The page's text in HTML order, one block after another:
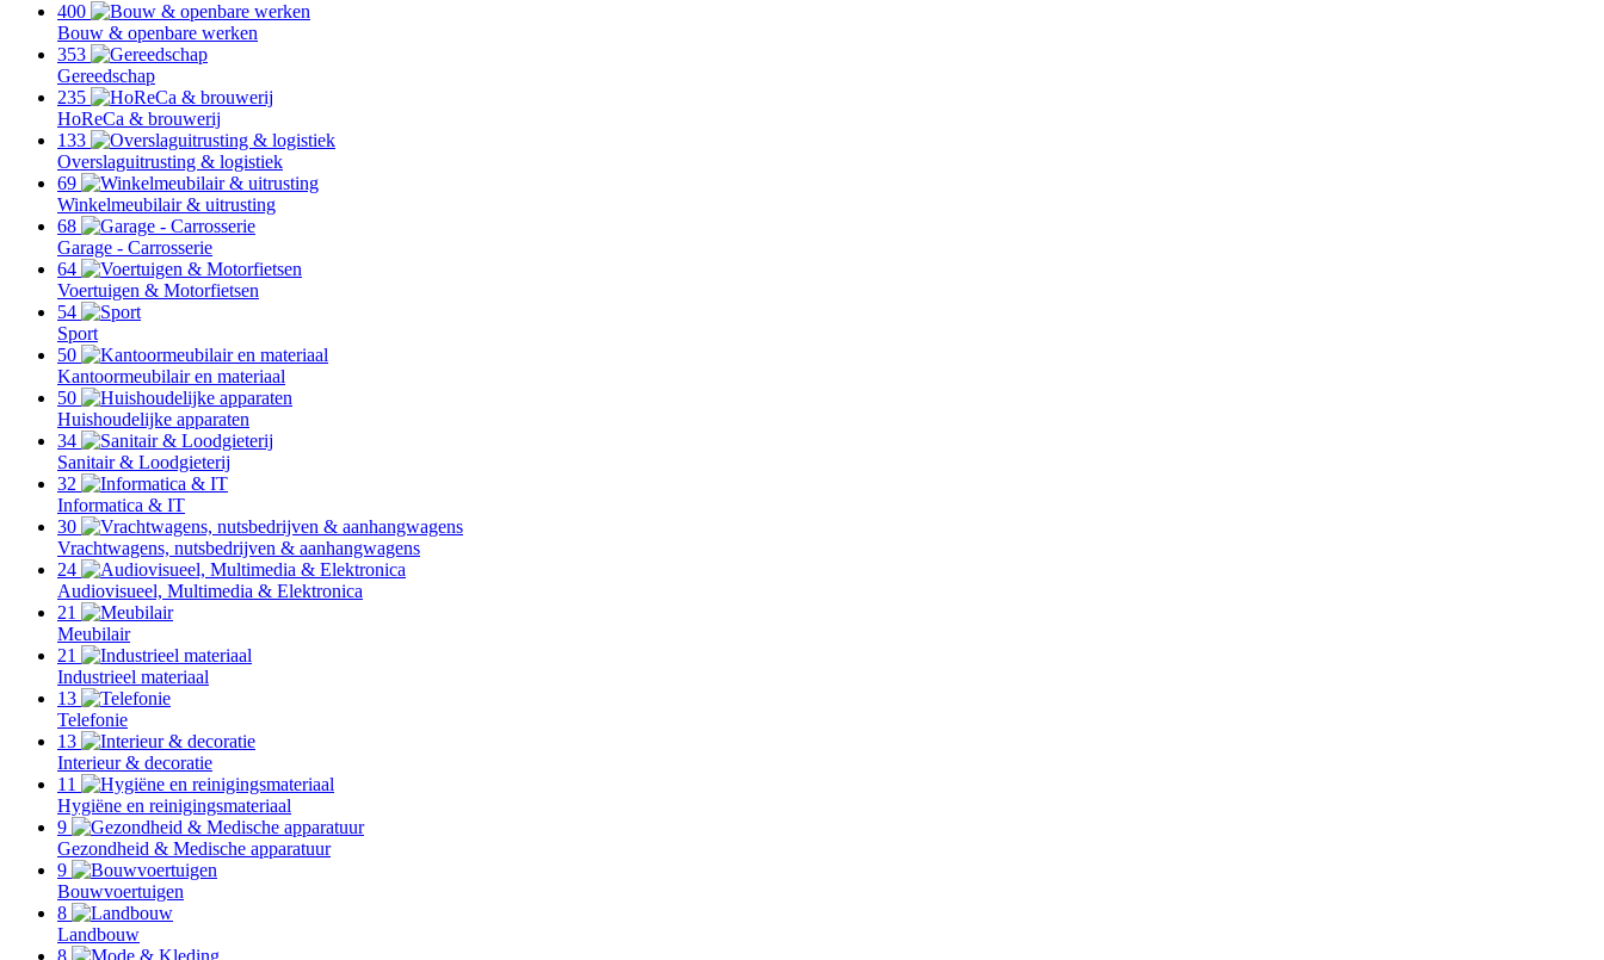
400
Bouw & openbare werken
353
Gereedschap
235
HoReCa & brouwerij
133
Overslaguitrusting & logistiek
69
Winkelmeubilair & uitrusting
68
Garage - Carrosserie
64
Voertuigen & Motorfietsen
54
Sport
50
Kantoormeubilair en materiaal
50
Huishoudelijke apparaten
34
Sanitair & Loodgieterij
32
Informatica & IT
30
Vrachtwagens, nutsbedrijven & aanhangwagens
24
Audiovisueel, Multimedia & Elektronica
21
Meubilair
21
Industrieel materiaal
13
Telefonie
13
Interieur & decoratie
11
Hygiëne en reinigingsmateriaal
9
Gezondheid & Medische apparatuur
9
Bouwvoertuigen
8
Landbouw
8